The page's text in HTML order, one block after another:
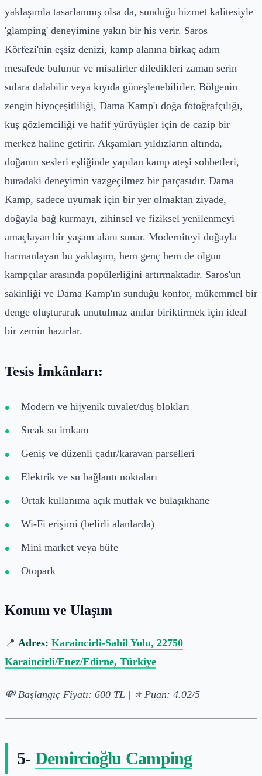
yaklaşımla tasarlanmış olsa da, sunduğu hizmet kalitesiyle
'glamping' deneyimine yakın bir his verir. Saros
Körfezi'nin eşsiz denizi, kamp alanına birkaç adım
mesafede bulunur ve misafirler diledikleri zaman serin
sulara dalabilir veya kıyıda güneşlenebilirler. Bölgenin
zengin biyoçeşitliliği, Dama Kamp'ı doğa fotoğrafçılığı,
kuş gözlemciliği ve hafif yürüyüşler için de cazip bir
merkez haline getirir. Akşamları yıldızların altında,
doğanın sesleri eşliğinde yapılan kamp ateşi sohbetleri,
buradaki deneyimin vazgeçilmez bir parçasıdır. Dama
Kamp, sadece uyumak için bir yer olmaktan ziyade,
doğayla bağ kurmayı, zihinsel ve fiziksel yenilenmeyi
amaçlayan bir yaşam alanı sunar. Moderniteyi doğayla
harmanlayan bu yaklaşım, hem genç hem de olgun
kampçılar arasında popülerliğini artırmaktadır. Saros'un
sakinliği ve Dama Kamp'ın sunduğu konfor, mükemmel bir
denge oluşturarak unutulmaz anılar biriktirmek için ideal
bir zemin hazırlar.
Tesis İmkânları:
Modern ve hijyenik tuvalet/duş blokları
Sıcak su imkanı
Geniş ve düzenli çadır/karavan parselleri
Elektrik ve su bağlantı noktaları
Ortak kullanıma açık mutfak ve bulaşıkhane
Wi-Fi erişimi (belirli alanlarda)
Mini market veya büfe
Otopark
Konum ve Ulaşım
📍 Adres: Karaincirli-Sahil Yolu, 22750
Karaincirli/Enez/Edirne, Türkiye
💸 Başlangıç Fiyatı: 600 TL | ⭐ Puan: 4.02/5
5- Demircioğlu Camping